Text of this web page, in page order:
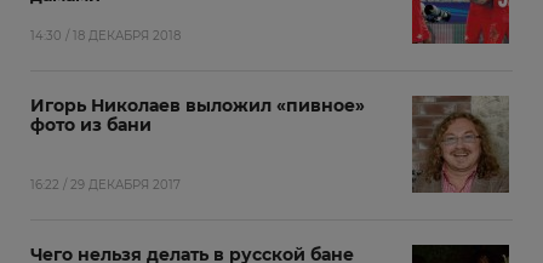
14:30 / 18 ДЕКАБРЯ 2018
Игорь Николаев выложил «пивное»
фото из бани
16:22 / 29 ДЕКАБРЯ 2017
Чего нельзя делать в русской бане